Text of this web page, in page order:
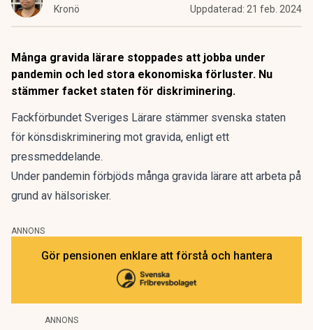
Kronö
Uppdaterad: 21 feb. 2024
Många gravida lärare stoppades att jobba under
pandemin och led stora ekonomiska förluster. Nu
stämmer facket staten för diskriminering.
Fackförbundet Sveriges Lärare stämmer svenska staten
för könsdiskriminering mot gravida, enligt ett
pressmeddelande.
Under pandemin förbjöds många gravida lärare att arbeta på
grund av hälsorisker.
ANNONS
Gör pensionen enklare att förstå och hantera
ANNONS